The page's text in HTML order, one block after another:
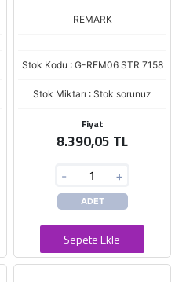
REMARK
Stok Kodu : G-REM06 STR 7158
Stok Miktarı : Stok sorunuz
Fiyat
8.390,05 TL
- +
ADET
Sepete Ekle